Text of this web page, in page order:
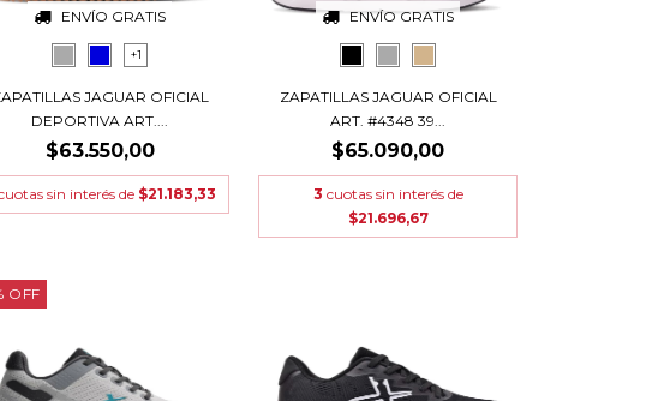
ENVÍO GRATIS
+1
JAGUAR OFICIAL
DEPORTIVA ART....
$63.550,00
sin interés de $21.183,33
ENVÍO GRATIS
ZAPATILLAS JAGUAR OFICIAL
ART. #4348 39...
$65.090,00
3 cuotas sin interés de
$21.696,67
OFF